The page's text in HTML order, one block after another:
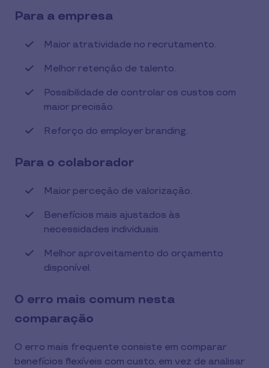
Para a empresa
Maior atratividade no recrutamento.
Melhor retenção de talento.
Possibilidade de controlar os custos com
maior precisão.
Reforço do employer branding.
Para o colaborador
Maior perceção de valorização.
Benefícios mais ajustados às
necessidades individuais.
Melhor aproveitamento do orçamento
disponível.
O erro mais comum nesta
comparação
O erro mais frequente consiste em comparar
benefícios flexíveis com custo, em vez de analisar